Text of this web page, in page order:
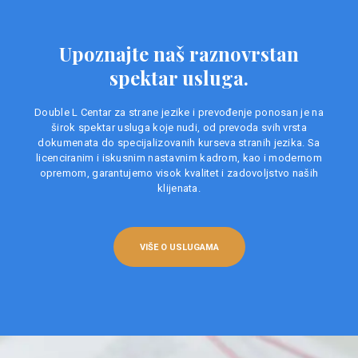
Upoznajte naš raznovrstan
spektar usluga.
Double L Centar za strane jezike i prevođenje ponosan je na
širok spektar usluga koje nudi, od prevoda svih vrsta
dokumenata do specijalizovanih kurseva stranih jezika. Sa
licenciranim i iskusnim nastavnim kadrom, kao i modernom
opremom, garantujemo visok kvalitet i zadovoljstvo naših
klijenata.
VIŠE O USLUGAMA